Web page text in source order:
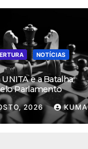
NOTÍCIAS
UNITA e a Batalha
Parlamento
2026 KUMA